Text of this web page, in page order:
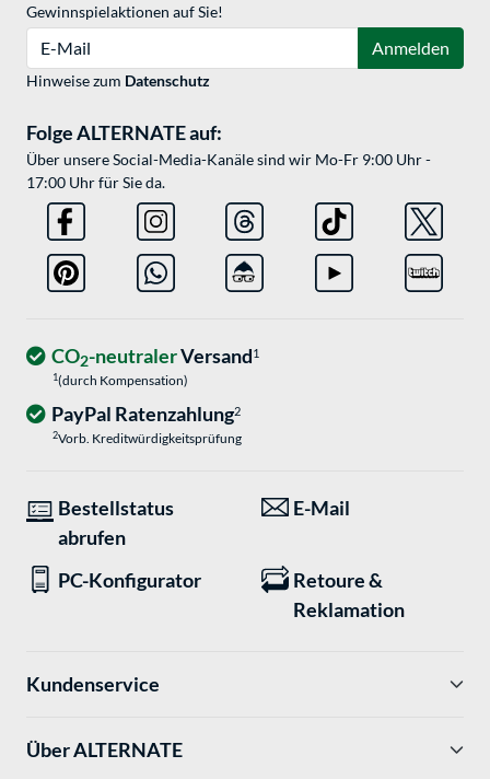
Gewinnspielaktionen auf Sie!
Anmelden
Hinweise zum Datenschutz
Folge ALTERNATE auf:
Über unsere Social-Media-Kanäle sind wir Mo-Fr 9:00 Uhr -
17:00 Uhr für Sie da.
CO2-neutralerVersand1
1(durch Kompensation)
PayPal Ratenzahlung2
2Vorb. Kreditwürdigkeitsprüfung
Bestellstatus
abrufen
E-Mail
PC-Konfigurator
Retoure &
Reklamation
Kundenservice
Über ALTERNATE